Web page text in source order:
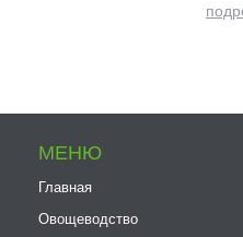
МЕНЮ
Главная
Овощеводство